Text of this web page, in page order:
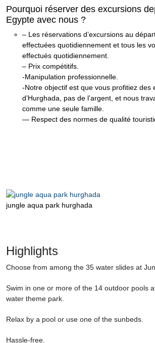
Pourquoi réserver des excursions
Egypte avec nous ?
– Les réservations d’excursions au
effectuées quotidiennement et tous les
effectués quotidiennement.
– Prix compétitifs.
-Manipulation professionnelle.
-Notre objectif est que vous profitiez des
d’Hurghada, pas de l’argent, et nous
comme une seule famille.
— Respect des normes de qualité
jungle aqua park hurghada
Highlights
Choose from among the 35 water slides at
Swim in one or more of the 14 outdoor pools
water theme park.
Relax by a pool or use one of the sunbeds.
Hassle-free.